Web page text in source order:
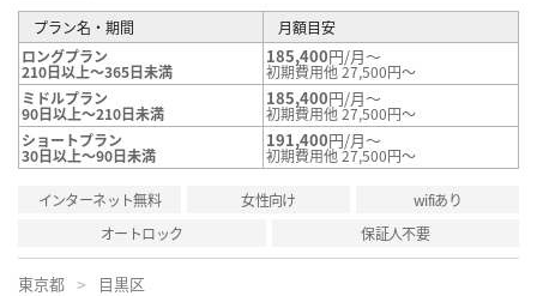
プラン名・期間
月額目安
ロングプラン
210日以上～365日未満
185,400円/月～
初期費用他 27,500円～
ミドルプラン
90日以上～210日未満
185,400円/月～
初期費用他 27,500円～
ショートプラン
30日以上～90日未満
191,400円/月～
初期費用他 27,500円～
インターネット無料 女性向け
wifiあり
オートロック
保証人不要
東京都 目黒区